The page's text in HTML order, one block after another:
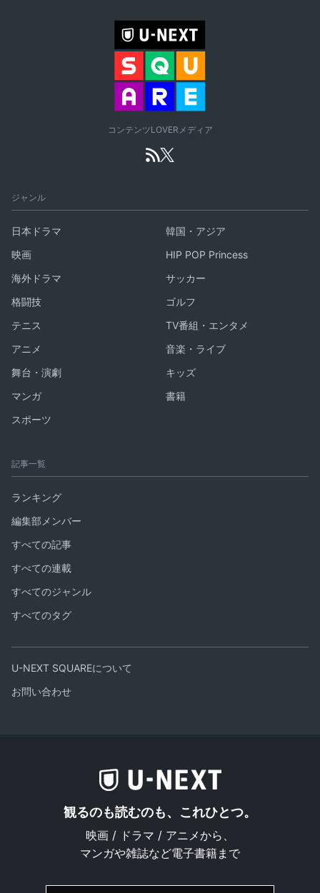
コンテンツLOVERメディア
ジャンル
日本ドラマ
韓国・アジア
映画
HIP POP Princess
海外ドラマ
サッカー
格闘技
ゴルフ
テニス
TV番組・エンタメ
アニメ
音楽・ライブ
舞台・演劇
キッズ
マンガ
書籍
スポーツ
記事一覧
ランキング
編集部メンバー
すべての記事
すべての連載
すべてのジャンル
すべてのタグ
U-NEXT SQUAREについて
お問い合わせ
観るのも読むのも、これひとつ。
映画 / ドラマ / アニメから、
マンガや雑誌など電子書籍まで